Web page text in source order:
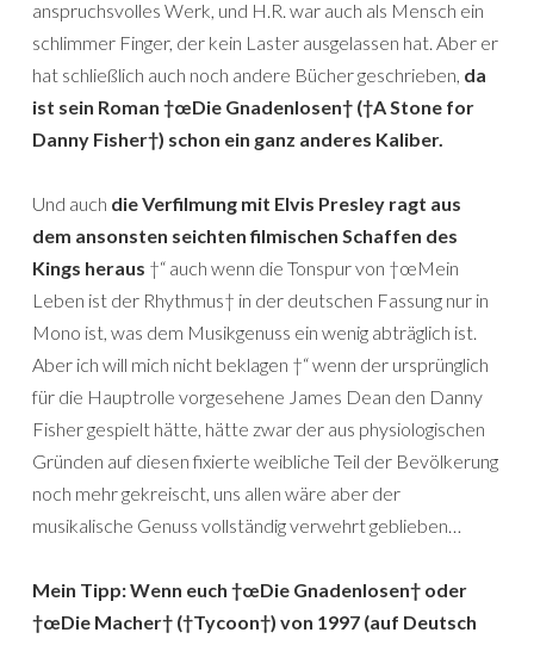
anspruchsvolles Werk, und H.R. war auch als Mensch ein
schlimmer Finger, der kein Laster ausgelassen hat. Aber er
hat schließlich auch noch andere Bücher geschrieben, da
ist sein Roman †œDie Gnadenlosen† (†A Stone for
Danny Fisher†) schon ein ganz anderes Kaliber.
Und auch die Verfilmung mit Elvis Presley ragt aus
dem ansonsten seichten filmischen Schaffen des
Kings heraus †“ auch wenn die Tonspur von †œMein
Leben ist der Rhythmus† in der deutschen Fassung nur in
Mono ist, was dem Musikgenuss ein wenig abträglich ist.
Aber ich will mich nicht beklagen †“ wenn der ursprünglich
für die Hauptrolle vorgesehene James Dean den Danny
Fisher gespielt hätte, hätte zwar der aus physiologischen
Gründen auf diesen fixierte weibliche Teil der Bevölkerung
noch mehr gekreischt, uns allen wäre aber der
musikalische Genuss vollständig verwehrt geblieben…
Mein Tipp: Wenn euch †œDie Gnadenlosen† oder
†œDie Macher† (†Tycoon†) von 1997 (auf Deutsch